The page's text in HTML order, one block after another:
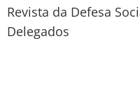
Revista da Defesa
Delegados